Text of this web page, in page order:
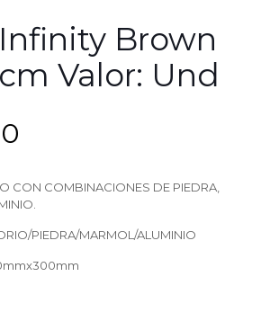
Brown
Valor: Und
O CON COMBINACIONES DE PIEDRA
O.
O/PIEDRA/MARMOL/ALUMINIO